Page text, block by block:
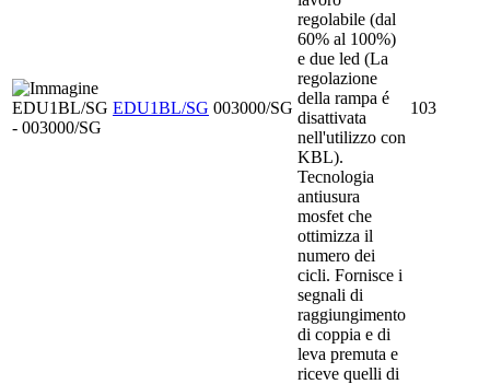
EDU1BL/SG 003000/SG
regolabile (dal
60% al 100%)
e due led (La
regolazione
della rampa é
disattivata
nell'utilizzo con
KBL).
Tecnologia
antiusura
mosfet che
ottimizza il
numero dei
cicli. Fornisce i
segnali di
raggiungimento
di coppia e di
leva premuta e
riceve quelli di
103